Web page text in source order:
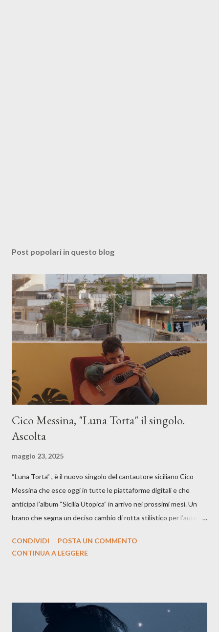
Post popolari in questo blog
Cico Messina, "Luna Torta" il singolo.
Ascolta
maggio 23, 2025
“Luna Torta” , è il nuovo singolo del cantautore siciliano Cico
Messina che esce oggi in tutte le piattaforme digitali e che
anticipa l’album “Sicilia Utopica” in arrivo nei prossimi mesi. Un
brano che segna un deciso cambio di rotta stilistico per l’autore
testo ibrido tra italiano e siciliano, e un’urgenza espressiva che
La canzone racconta la difficoltà di creare, e perfino di esistere,
sotto il peso della realtà. Ma lo fa cercando una via d’uscita, una
CONDIVIDI
POSTA UN COMMENTO
CONTINUA A LEGGERE